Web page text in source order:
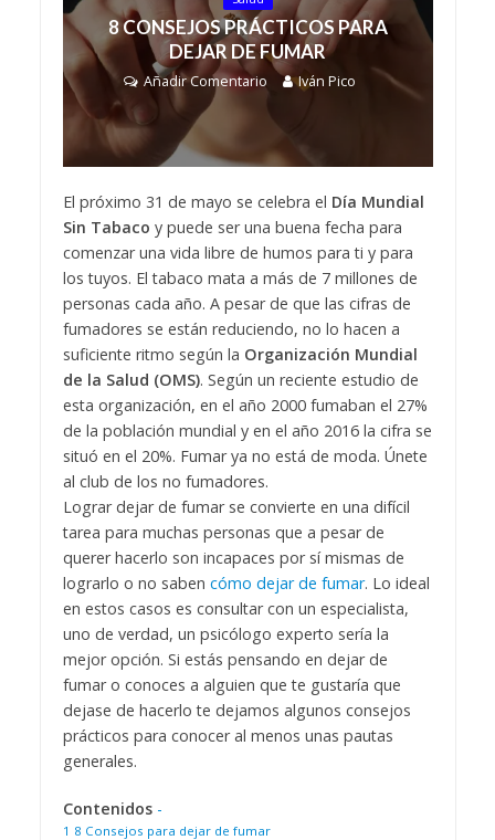
8 CONSEJOS PRÁCTICOS PARA
DEJAR DE FUMAR
Añadir Comentario Iván Pico
El próximo 31 de mayo se celebra el Día Mundial
Sin Tabaco y puede ser una buena fecha para
comenzar una vida libre de humos para ti y para
los tuyos. El tabaco mata a más de 7 millones de
personas cada año. A pesar de que las cifras de
fumadores se están reduciendo, no lo hacen a
suficiente ritmo según la Organización Mundial
de la Salud (OMS). Según un reciente estudio de
esta organización, en el año 2000 fumaban el 27%
de la población mundial y en el año 2016 la cifra se
situó en el 20%. Fumar ya no está de moda. Únete
al club de los no fumadores.
Lograr dejar de fumar se convierte en una difícil
tarea para muchas personas que a pesar de
querer hacerlo son incapaces por sí mismas de
lograrlo o no saben cómo dejar de fumar. Lo ideal
en estos casos es consultar con un especialista,
uno de verdad, un psicólogo experto sería la
mejor opción. Si estás pensando en dejar de
fumar o conoces a alguien que te gustaría que
dejase de hacerlo te dejamos algunos consejos
prácticos para conocer al menos unas pautas
generales.
Contenidos -
1 8 Consejos para dejar de fumar